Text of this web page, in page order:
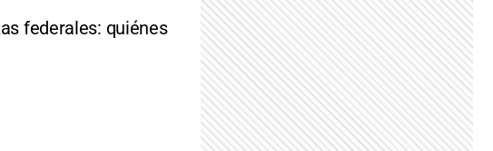
federales: quiénes